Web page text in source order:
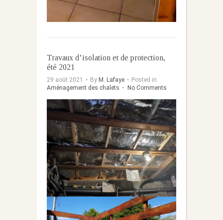
Travaux d’isolation et de protection,
été 2021
29 août 2021 • By M. Lafaye • Posted in
Aménagement des chalets • No Comments